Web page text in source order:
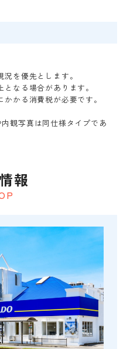
を優先とします。
なる場合があります。
かる消費税が必要です。
観写真は同仕様タイプであ
報